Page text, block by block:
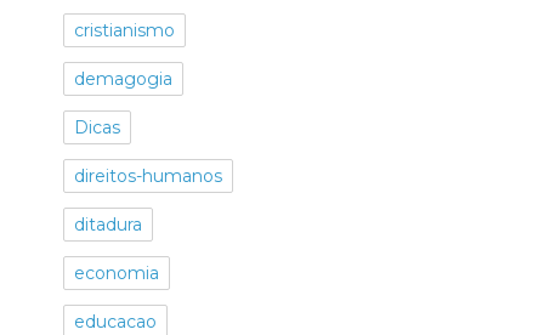
cristianismo
demagogia
Dicas
direitos-humanos
ditadura
economia
educacao